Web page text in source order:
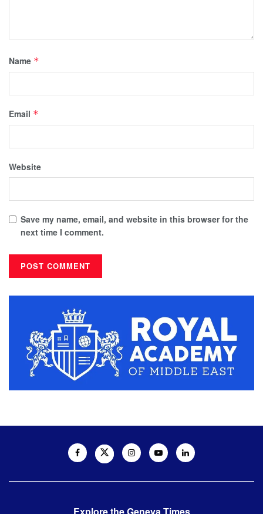
Name *
Email *
Website
Save my name, email, and website in this browser for the
next time I comment.